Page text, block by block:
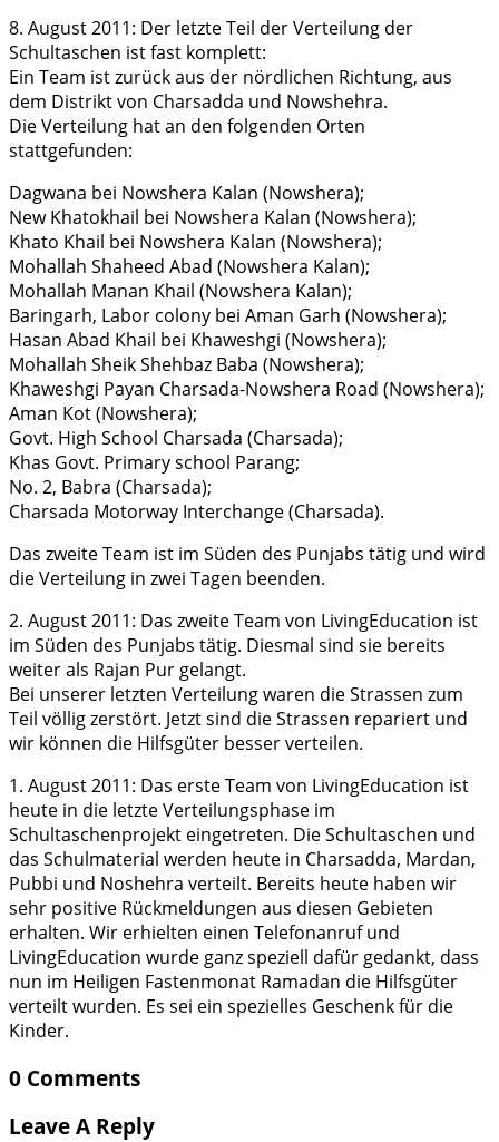
8. August 2011: Der letzte Teil der Verteilung der
Schultaschen ist fast komplett:
Ein Team ist zurück aus der nördlichen Richtung, aus
dem Distrikt von Charsadda und Nowshehra.
Die Verteilung hat an den folgenden Orten
stattgefunden:
Dagwana bei Nowshera Kalan (Nowshera);
New Khatokhail bei Nowshera Kalan (Nowshera);
Khato Khail bei Nowshera Kalan (Nowshera);
Mohallah Shaheed Abad (Nowshera Kalan);
Mohallah Manan Khail (Nowshera Kalan);
Baringarh, Labor colony bei Aman Garh (Nowshera);
Hasan Abad Khail bei Khaweshgi (Nowshera);
Mohallah Sheik Shehbaz Baba (Nowshera);
Khaweshgi Payan Charsada-Nowshera Road (Nowshera);
Aman Kot (Nowshera);
Govt. High School Charsada (Charsada);
Khas Govt. Primary school Parang;
No. 2, Babra (Charsada);
Charsada Motorway Interchange (Charsada).
Das zweite Team ist im Süden des Punjabs tätig und wird
die Verteilung in zwei Tagen beenden.
2. August 2011: Das zweite Team von LivingEducation ist
im Süden des Punjabs tätig. Diesmal sind sie bereits
weiter als Rajan Pur gelangt.
Bei unserer letzten Verteilung waren die Strassen zum
Teil völlig zerstört. Jetzt sind die Strassen repariert und
wir können die Hilfsgüter besser verteilen.
1. August 2011: Das erste Team von LivingEducation ist
heute in die letzte Verteilungsphase im
Schultaschenprojekt eingetreten. Die Schultaschen und
das Schulmaterial werden heute in Charsadda, Mardan,
Pubbi und Noshehra verteilt. Bereits heute haben wir
sehr positive Rückmeldungen aus diesen Gebieten
erhalten. Wir erhielten einen Telefonanruf und
LivingEducation wurde ganz speziell dafür gedankt, dass
nun im Heiligen Fastenmonat Ramadan die Hilfsgüter
verteilt wurden. Es sei ein spezielles Geschenk für die
Kinder.
0 Comments
Leave A Reply